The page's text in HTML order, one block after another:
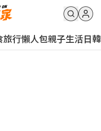
旅行懶人包親子生活日韓